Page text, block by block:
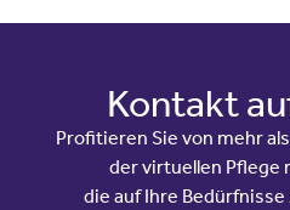
Kontakt
Profitieren Sie von mehr
der virtuellen Pflege
die auf Ihre